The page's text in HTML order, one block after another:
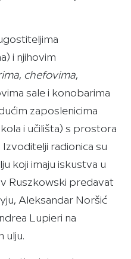
i njihovim
, chefovima,
sale i konobarima
zaposlenicima
i učilišta) s prostora
radionica su
koji imaju iskustva u
Ruszkowski predavat
Aleksandar Noršić
Lupieri na
ulju.